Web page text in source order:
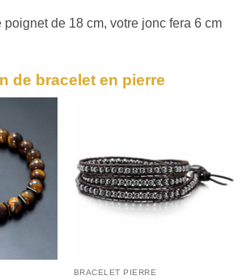
poignet de 18 cm, votre jonc fera 6 cm
de bracelet en pierre
BRACELET PIERRE